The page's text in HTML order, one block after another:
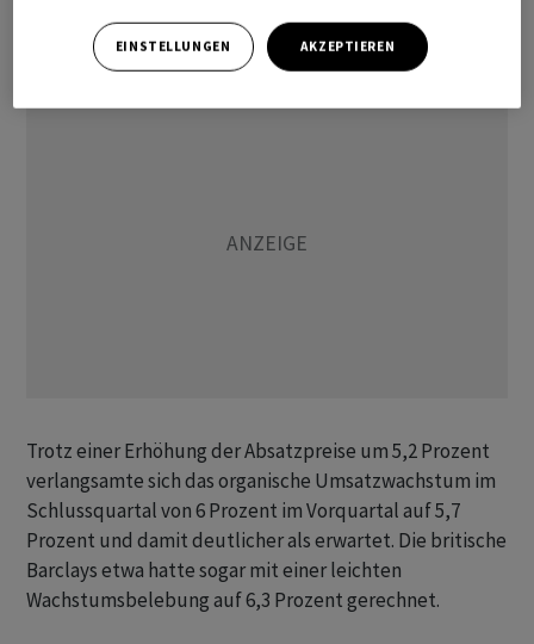
selber ging sogar von einem Zuwachs um 1,8 Prozent
Trotz einer Erhöhung der Absatzpreise um 5,2 Prozent
verlangsamte sich das organische Umsatzwachstum im
Schlussquartal von 6 Prozent im Vorquartal auf 5,7
Prozent und damit deutlicher als erwartet. Die britische
Barclays etwa hatte sogar mit einer leichten
Wachstumsbelebung auf 6,3 Prozent gerechnet.
EINSTELLUNGEN AKZEPTIEREN